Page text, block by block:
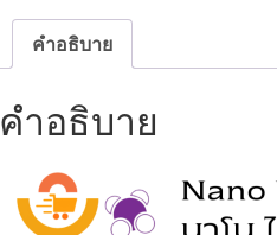
คำอธิบาย
คำอธิบาย